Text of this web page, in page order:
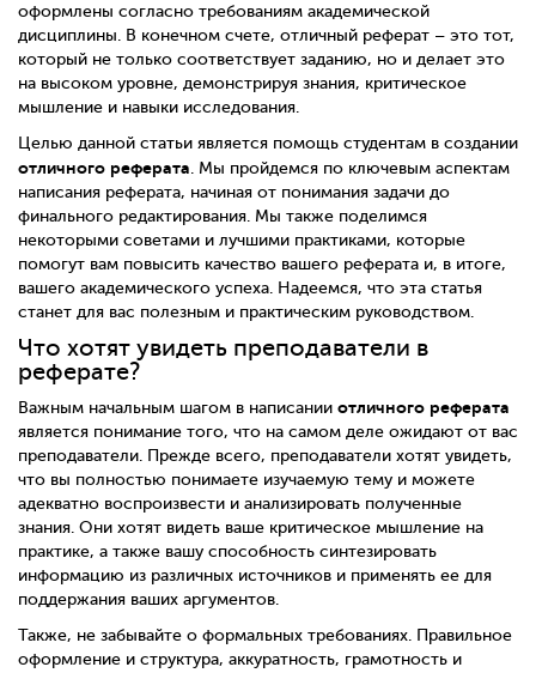
оформлены согласно требованиям академической
дисциплины. В конечном счете, отличный реферат – это тот,
который не только соответствует заданию, но и делает это
на высоком уровне, демонстрируя знания, критическое
мышление и навыки исследования.
Целью данной статьи является помощь студентам в создании
отличного реферата . Мы пройдемся по ключевым аспектам
написания реферата, начиная от понимания задачи до
финального редактирования. Мы также поделимся
некоторыми советами и лучшими практиками, которые
помогут вам повысить качество вашего реферата и, в итоге,
вашего академического успеха. Надеемся, что эта статья
станет для вас полезным и практическим руководством.
Что хотят увидеть преподаватели в
реферате?
Важным начальным шагом в написании отличного реферата
является понимание того, что на самом деле ожидают от вас
преподаватели. Прежде всего, преподаватели хотят увидеть,
что вы полностью понимаете изучаемую тему и можете
адекватно воспроизвести и анализировать полученные
знания. Они хотят видеть ваше критическое мышление на
практике, а также вашу способность синтезировать
информацию из различных источников и применять ее для
поддержания ваших аргументов.
Также, не забывайте о формальных требованиях. Правильное
оформление и структура, аккуратность, грамотность и